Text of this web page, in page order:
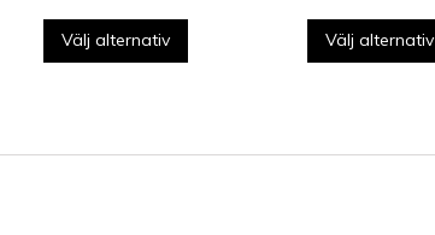
Välj alternativ Välj alternativ